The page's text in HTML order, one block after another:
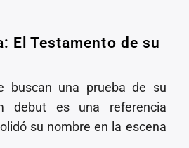
El Testamento de su
buscan una prueba de su
debut es una referencia
su nombre en la escena